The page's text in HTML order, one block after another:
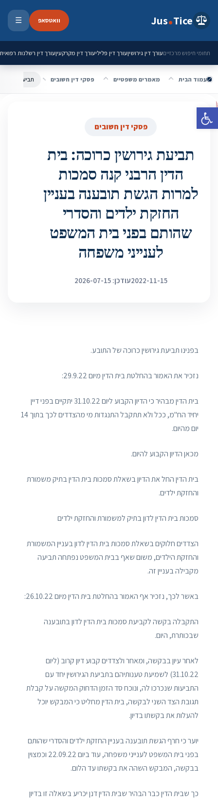
פתח סרגל נגישות
Jus Tice וואטסאפ ☰
תחומי חיפוש מרכזייםעורך דין גירושיןעורך דין פליליעורך דין מקרקעיןעורך דין רשלנות רפואית
עמוד הבית מאמרים משפטיים פסקי דין חשובים
פסקי דין חשובים
תביעת גירושין כרוכה: בית
הדין הרבני קנה סמכות
למרות הגשת תובענה בעניין
החזקת ילדים והסדרי
שהותם בפני בית המשפט
לענייני משפחה
2022-11-15עודכן: 2026-07-15
בפנינו תביעת גירושין כרוכה של התובע.
נזכיר את האמור בהחלטת בית הדין מיום 29.9.22:
בית הדין מבהיר כי הדיון הקבוע ליום 31.10.22 יתקיים בפני דיין
יחיד הח"מ, ככל ולא תתקבל התנגדות מי מהצדדים לכך בתוך 14
יום מהיום.
מכאן הדיון הקבוע להיום.
בית הדין החל את הדיון בשאלת סמכות בית הדין בתיק משמורת
והחזקת ילדים.
סמכות בית הדין לדון בתיק למשמורת והחזקת ילדים
הצדדים חלוקים בשאלת סמכות בית הדין לדון בעניין המשמורת
והחזקת הילדים, משום שאף בבית המשפט נפתחה תביעה
מקבילה בעניין זה.
באשר לכך, נזכיר אף האמור בהחלטת בית הדין מיום 26.10.22:
התקבלה בקשה לקביעת סמכות בית הדין לדון בתובענה
שבכותרת, היום.
לאחר עיון בבקשה, ומאחר ולצדדים קבוע דיון קרוב (ליום
31.10.22) לשמיעת טענותיהם בתביעת הגירושין יחד עם
התביעות שנכרכו לה, ונוכח סד הזמן הדחוק המקשה על קבלת
תגובת הצד השני לבקשה, בית הדין מחליט כי המבקש יוכל
להעלות את בקשתו בדיון.
יוער כי חרף הגשת תובענה בעניין החזקת ילדים והסדרי שהותם
בפני בית המשפט לענייני משפחה, עוד ביום 22.09.22 וכמצוין
בבקשה, המבקש השהה את בקשתו עד הלום.
כך שבית הדין כבר הבהיר שבית הדין דנן יכריע בשאלה זו בדיון